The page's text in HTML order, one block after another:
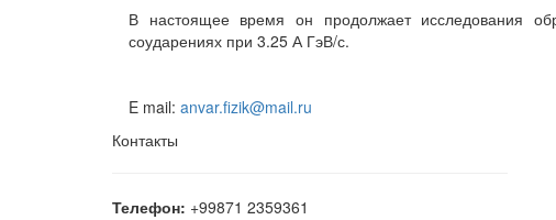
В настоящее время он продолжает исследования
соударениях при 3.25 А ГэВ/с.
E mail: anvar.fizik@mail.ru
Контакты
Телефон: +99871 2359361